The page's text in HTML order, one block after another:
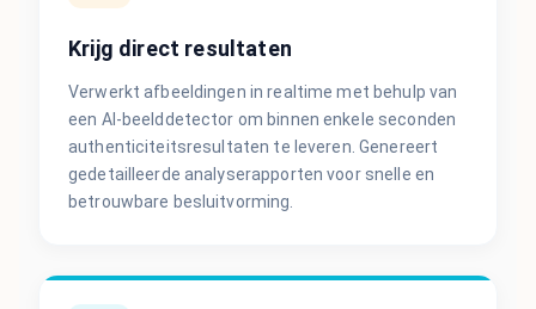
Krijg direct resultaten
Verwerkt afbeeldingen in realtime met behulp van
een AI-beelddetector om binnen enkele seconden
authenticiteitsresultaten te leveren. Genereert
gedetailleerde analyserapporten voor snelle en
betrouwbare besluitvorming.